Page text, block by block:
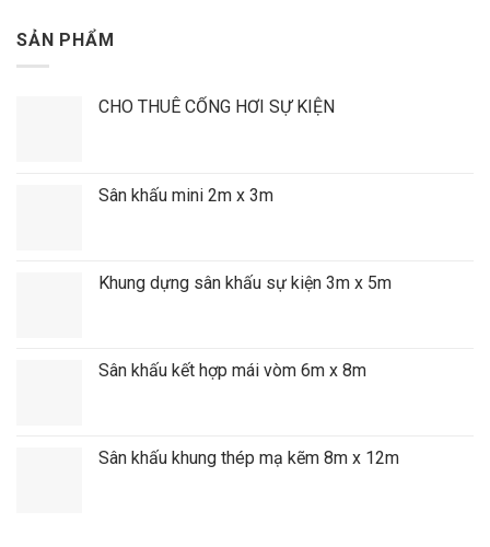
SẢN PHẨM
CHO THUÊ CỔNG HƠI SỰ KIỆN
Sân khấu mini 2m x 3m
Khung dựng sân khấu sự kiện 3m x 5m
Sân khấu kết hợp mái vòm 6m x 8m
Sân khấu khung thép mạ kẽm 8m x 12m